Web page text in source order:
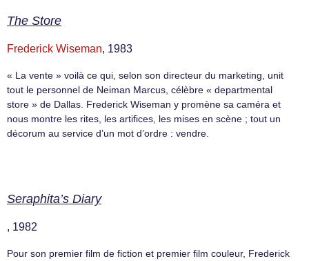
The Store
Frederick Wiseman, 1983
« La vente » voilà ce qui, selon son directeur du marketing, unit
tout le personnel de Neiman Marcus, célèbre « departmental
store » de Dallas. Frederick Wiseman y promène sa caméra et
nous montre les rites, les artifices, les mises en scène ; tout un
décorum au service d’un mot d’ordre : vendre.
Seraphita’s Diary
, 1982
Pour son premier film de fiction et premier film couleur, Frederick